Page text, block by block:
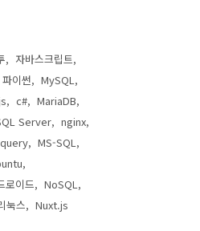
자바스크립트
파이썬
MySQL
c#
MariaDB
Server
nginx
MS-SQL
로이드
NoSQL
눅스 Nuxt.js